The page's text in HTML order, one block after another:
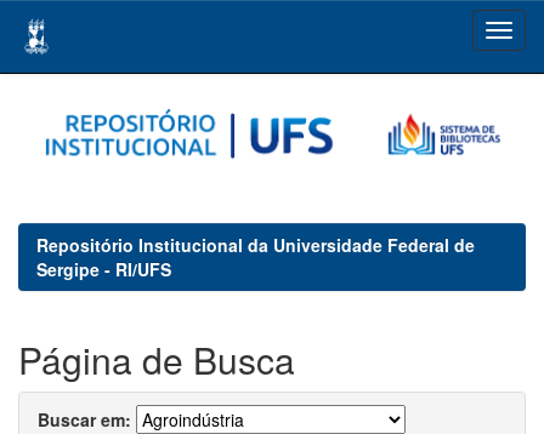
navigation
Repositório Institucional da Universidade Federal de
Sergipe - RI/UFS
Página de Busca
Buscar em: